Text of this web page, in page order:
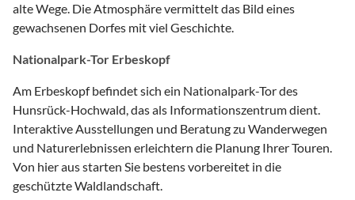
alte Wege. Die Atmosphäre vermittelt das Bild eines
gewachsenen Dorfes mit viel Geschichte.
Nationalpark-Tor Erbeskopf
Am Erbeskopf befindet sich ein Nationalpark-Tor des
Hunsrück-Hochwald, das als Informationszentrum dient.
Interaktive Ausstellungen und Beratung zu Wanderwegen
und Naturerlebnissen erleichtern die Planung Ihrer Touren.
Von hier aus starten Sie bestens vorbereitet in die
geschützte Waldlandschaft.